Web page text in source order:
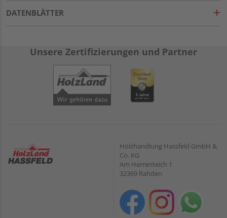
DATENBLÄTTER
Unsere Zertifizierungen und Partner
Holzhandlung Hassfeld GmbH &
Co. KG
Am Herrenteich 1
32369 Rahden